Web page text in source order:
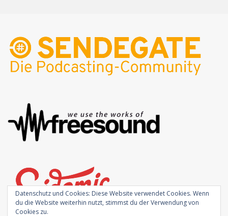
Datenschutz und Cookies: Diese Website verwendet Cookies. Wenn
du die Website weiterhin nutzt, stimmst du der Verwendung von
Cookies zu.